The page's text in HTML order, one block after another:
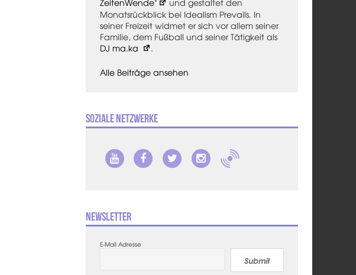
ZeitenWende"
und gestaltet den
Monatsrückblick bei Idealism Prevails. In
seiner Freizeit widmet er sich vor allem seiner
Familie, dem Fußball und seiner Tätigkeit als
DJ ma.ka
.
Alle Beiträge ansehen
Soziale Netzwerke
Newsletter
E-Mail Adresse
Submit